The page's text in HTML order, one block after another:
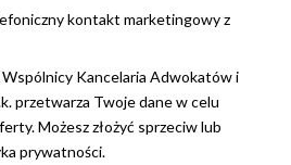
kontakt marketingowy z
Kancelaria Adwokatów i
przetwarza Twoje dane w celu
Możesz złożyć sprzeciw lub
prywatności.